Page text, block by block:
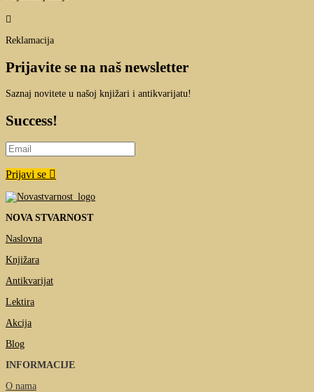

Reklamacija
Prijavite se na naš newsletter
Saznaj novitete u našoj knjižari i antikvarijatu!
Success!
Prijavi se
NOVA STVARNOST
Naslovna
Knjižara
Antikvarijat
Lektira
Akcija
Blog
INFORMACIJE
O nama